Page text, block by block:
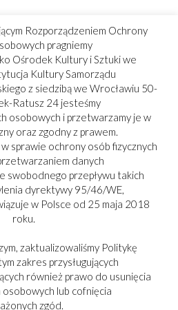
Rozporządzeniem Ochrony
pragniemy
Ośrodek Kultury i Sztuki we
Kultury Samorządu
z siedzibą we Wrocławiu 50-
Ratusz 24 jesteśmy
osobowych i przetwarzamy je w
oraz zgodny z prawem.
sprawie ochrony osób fizycznych
danych
swobodnego przepływu takich
dyrektywy 95/46/WE,
w Polsce od 25 maja 2018
roku.
zaktualizowaliśmy Politykę
zakres przysługujących
również prawo do usunięcia
osobowych lub cofnięcia
zgód.